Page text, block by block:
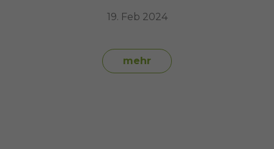
19. Feb 2024
mehr